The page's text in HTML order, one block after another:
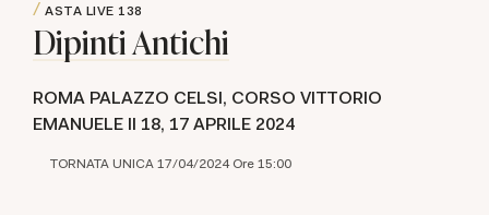
ASTA LIVE 138
Dipinti Antichi
ROMA PALAZZO CELSI, CORSO VITTORIO
EMANUELE II 18, 17 APRILE 2024
TORNATA UNICA 17/04/2024 Ore 15:00